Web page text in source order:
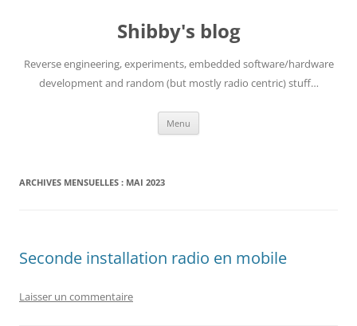
Shibby's blog
Reverse engineering, experiments, embedded software/hardware
development and random (but mostly radio centric) stuff…
Menu
ARCHIVES MENSUELLES : MAI 2023
Seconde installation radio en mobile
Laisser un commentaire